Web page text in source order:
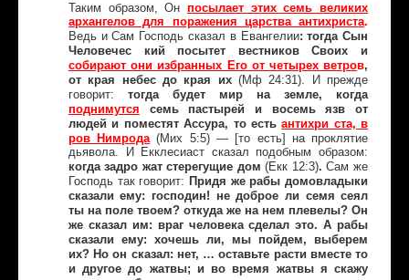
Таким образом, Он посылает этих семь великих
архангелов для поражения царства антихриста.
Ведь и Сам Господь сказал в Евангелии: тогда Сын
Человечес кий посытет вестников Своих и
собирают они избранных Его от четырех ветров,
от края небес до края их(Мф 24:31) . И прежде
говорит: тогда будет мир на земле, когда
поднимутся семь пастырей и восемь язв от
людей и поместят Ассура, то естьантихри ста, в
ров Нимрода (Мих 5:5)— [то есть] на проклятие
дьявола. И Екклесиаст сказал подобным образом:
когда задро жат стерегущие дом (Екк 12:3). Сам же
Господь так говорит: Придя же рабы домовладыки
сказали ему: господин! не доброе ли семя сеял
ты на поле твоем? откуда же на нем плевелы? Он
же сказал им: враг человека сделал это. А рабы
сказали ему: хочешь ли, мы пойдем, выберем
их? Но он сказал: нет, … оставьте расти вместе то
и другое до жатвы; и во время жатвы я скажу